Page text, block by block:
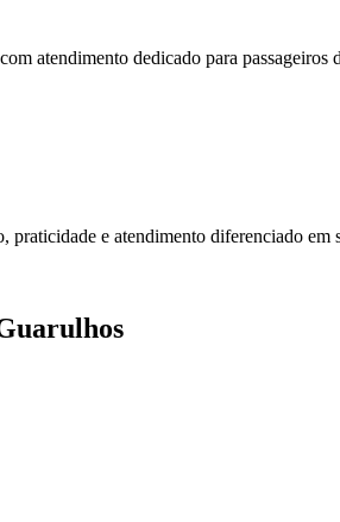
atendimento dedicado para passageiros
e atendimento diferenciado em